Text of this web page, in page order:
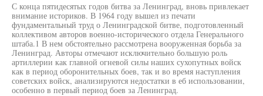
С конца пятидесятых годов битва за Ленинград, вновь привлекает
внимание историков. В 1964 году вышел из печати
фундаментальный труд о Ленинградской битве, подготовленный
коллективом авторов военно-исторического отдела Генерального
штаба.1 В нем обстоятельно рассмотрена вооруженная борьба за
Ленинград. Авторы отмечают исключительно большую роль
артиллерии как главной огневой силы наших сухопутных войск
как в период оборонительных боев, так и во время наступления
советских войск, анализируются недостатки в еб использовании,
особенно в первый период боев за Ленинград.